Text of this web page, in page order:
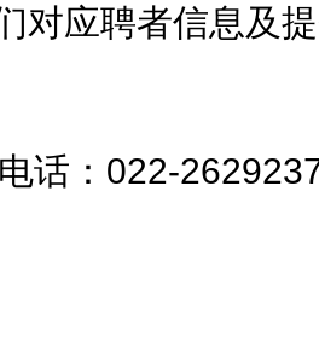
应聘者信息及提
：022-